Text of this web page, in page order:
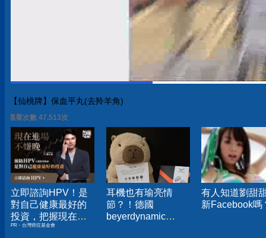
【仙桃牌】保血平丸(去羚羊角)
觀看次數 47,513次
立即諮詢HPV！是
對自己健康最好的
投資，把握現在不
嫌晚！
PR・台灣癌症基金會
耳機也有瑜亮情
節？！德國
beyerdynamic
有人知道劉甜
新Facebook嗎